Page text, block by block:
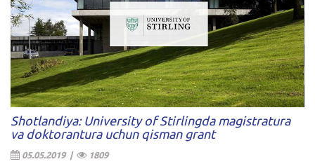
Shotlandiya: University of Stirlingda magistratura
va doktorantura uchun qisman grant
05.05.2019 | 1809